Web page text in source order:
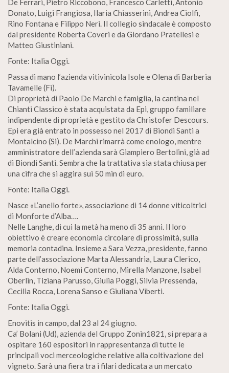
De Ferrari, Pietro Riccobono, Francesco Carletti, Antonio
Donato, Luigi Frangiosa, Ilaria Chiasserini, Andrea Ciolfi,
Rino Fontana e Filippo Neri. Il collegio sindacale è composto
dal presidente Roberta Coveri e da Giordano Pratellesi e
Matteo Giustiniani.
Fonte: Italia Oggi.
Passa di mano l’azienda vitivinicola Isole e Olena di Barberia
Tavamelle (Fi).
Di proprietà di Paolo De Marchi e famiglia, la cantina nel
Chianti Classico è stata acquistata da Epi, gruppo familiare
indipendente di proprietà e gestito da Christofer Descours.
Epi era già entrato in possesso nel 2017 di Biondi Santi a
Montalcino (Si). De Marchi rimarrà come enologo, mentre
amministratore dell’azienda sarà Giampiero Bertolini, già ad
di Biondi Santi. Sembra che la trattativa sia stata chiusa per
una cifra che si aggira sui 50 min di euro.
Fonte: Italia Oggi.
Nasce «L’anello forte», associazione di 14 donne viticoltrici
di Monforte d’Alba….
Nelle Langhe, di cui la metà ha meno di 35 anni. Il loro
obiettivo è creare economia circolare di prossimità, sulla
memoria contadina. Insieme a Sara Vezza, presidente, fanno
parte dell’associazione Marta Alessandria, Laura Clerico,
Alda Conterno, Noemi Conterno, Mirella Manzone, Isabel
Oberlin, Tiziana Parusso, Giulia Poggi, Silvia Pressenda,
Cecilia Rocca, Lorena Sanso e Giuliana Viberti.
Fonte: Italia Oggi.
Enovitis in campo, dal 23 al 24 giugno.
Ca’ Bolani (Ud), azienda del Gruppo Zonin1821, si prepara a
ospitare 160 espositori in rappresentanza di tutte le
principali voci merceologiche relative alla coltivazione del
vigneto. Sarà una fiera tra i filari dedicata a un mercato